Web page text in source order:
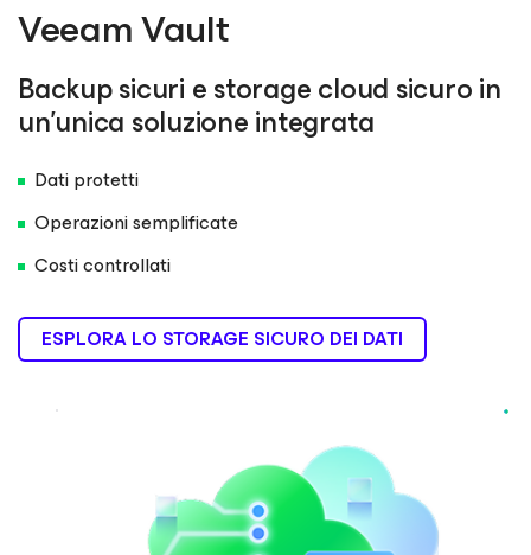
Veeam Vault
Backup sicuri e storage cloud sicuro in
un'unica soluzione integrata
Dati protetti
Operazioni semplificate
Costi controllati
ESPLORA LO STORAGE SICURO DEI DATI